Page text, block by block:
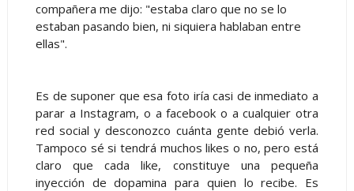
compañera me dijo: "estaba claro que no se lo
estaban pasando bien, ni siquiera hablaban entre
ellas".
Es de suponer que esa foto iría casi de inmediato a
parar a Instagram, o a facebook o a cualquier otra
red social y desconozco cuánta gente debió verla.
Tampoco sé si tendrá muchos likes o no, pero está
claro que cada like, constituye una pequeña
inyección de dopamina para quien lo recibe. Es